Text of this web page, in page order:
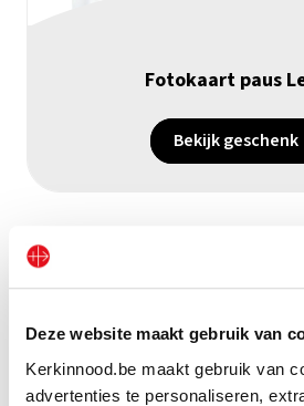
Deze website maakt gebruik van
Kerkinnood.be maakt gebruik van
advertenties te personaliseren,
Fotokaart paus
Bekijk geschenk